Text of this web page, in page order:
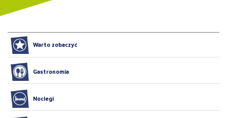
Warto zobaczyć
Gastronomia
Noclegi